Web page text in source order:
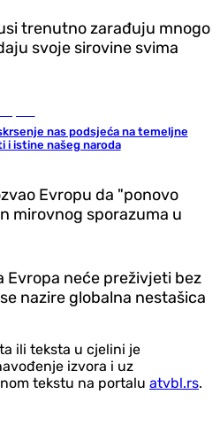
trenutno zarađuju mnogo
svoje sirovine svima
nas podsjeća na temeljne
i istine našeg naroda
Evropu da "ponovo
mirovnog sporazuma u
Evropa neće preživjeti bez
nazire globalna nestašica
ili teksta u cjelini je
izvora i uz
tekstu na portalu atvbl.rs.